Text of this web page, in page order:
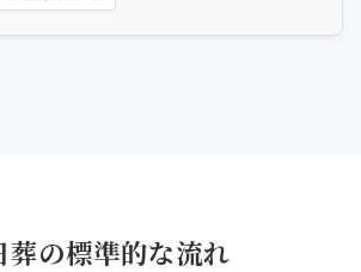
葬の標準的な流れ